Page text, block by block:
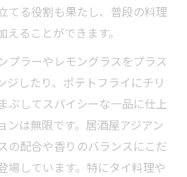
てる役割も果たし、普段の料理
ることができます。
プラーやレモングラスをプラス
ジしたり、ポテトフライにチリ
ぶしてスパイシーな一品に仕上
ンは無限です。居酒屋アジアン
の配合や香りのバランスにこだ
場しています。特にタイ料理や